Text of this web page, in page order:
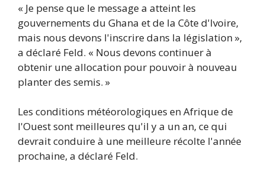
« Je pense que le message a atteint les
gouvernements du Ghana et de la Côte d'Ivoire,
mais nous devons l'inscrire dans la législation »,
a déclaré Feld. « Nous devons continuer à
obtenir une allocation pour pouvoir à nouveau
planter des semis. »
Les conditions météorologiques en Afrique de
l'Ouest sont meilleures qu'il y a un an, ce qui
devrait conduire à une meilleure récolte l'année
prochaine, a déclaré Feld.